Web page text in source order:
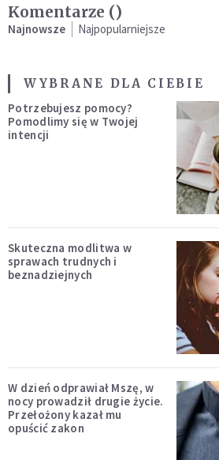
Komentarze ()
Najnowsze Najpopularniejsze
WYBRANE DLA CIEBIE
Potrzebujesz pomocy?
Pomodlimy się w Twojej
intencji
Skuteczna modlitwa w
sprawach trudnych i
beznadziejnych
W dzień odprawiał Mszę, w
nocy prowadził drugie życie.
Przełożony kazał mu
opuścić zakon